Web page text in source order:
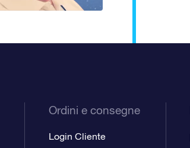
Ordini e consegne
Login Cliente